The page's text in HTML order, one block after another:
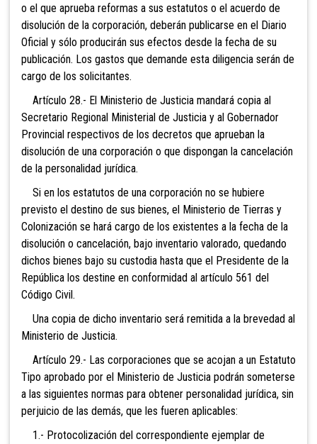
o el que aprueba reformas a sus estatutos o el acuerdo de
disolución de la corporación, deberán publicarse en el Diario
Oficial y sólo producirán sus efectos desde la fecha de su
publicación. Los gastos que demande esta diligencia serán de
cargo de los solicitantes.
Artículo 28.- El Ministerio de Justicia mandará copia al
Secretario Regional Ministerial de Justicia y al Gobernador
Provincial respectivos de los decretos que aprueban la
disolución de una corporación o que dispongan la cancelación
de la personalidad jurídica.
Si en los estatutos de una corporación no se hubiere
previsto el destino de sus bienes, el Ministerio de Tierras y
Colonización se hará cargo de los existentes a la fecha de la
disolución o cancelación, bajo inventario valorado, quedando
dichos bienes bajo su custodia hasta que el Presidente de la
República los destine en conformidad al artículo 561 del
Código Civil.
Una copia de dicho inventario será remitida a la brevedad al
Ministerio de Justicia.
Artículo 29.- Las corporaciones que se acojan a un Estatuto
Tipo aprobado por el Ministerio de Justicia podrán someterse
a las siguientes normas para obtener personalidad jurídica, sin
perjuicio de las demás, que les fueren aplicables:
1.- Protocolización del correspondiente ejemplar de